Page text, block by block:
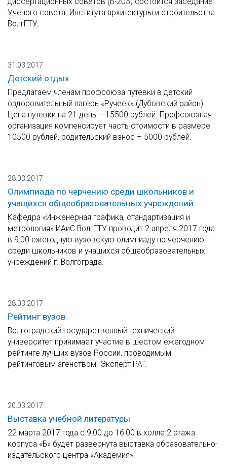
Ученого совета Института архитектуры и строительства
ВолгГТУ.
31.03.2017
Детский отдых
Предлагаем членам профсоюза путевки в детский
оздоровительный лагерь «Ручеек» (Дубовский район).
Цена путевки на 21 день – 15500 рублей. Профсоюзная
организация компенсирует часть стоимости в размере
10500 рублей, родительский взнос – 5000 рублей.
28.03.2017
Олимпиада по черчению среди школьников и
учащихся общеобразовательных учреждений
Кафедра «Инженерная графика, стандартизация и
метрология» ИАиС ВолгГТУ проводит 2 апреля 2017 года
в 9:00 ежегодную вузовскую олимпиаду по черчению
среди школьников и учащихся общеобразовательных
учреждений г. Волгограда.
28.03.2017
Рейтинг вузов
Волгоградский государственный технический
университет принимает участие в шестом ежегодном
рейтинге лучших вузов России, проводимым
рейтинговым агенством "Эксперт РА".
20.03.2017
Выставка учебной литературы
22 марта 2017 года с 9:00 до 16:00 в холле 2 этажа
корпуса «Б» будет развернута выставка образовательно-
издательского центра «Академия».